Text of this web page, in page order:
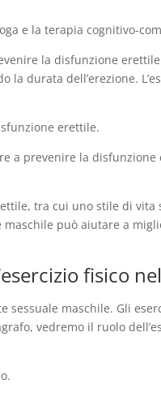
e la terapia cognitivo-
la disfunzione
durata dell’erezione.
erettile.
a prevenire la
tra cui uno stile di
può aiutare a
fisico
maschile. Gli
vedremo il ruolo